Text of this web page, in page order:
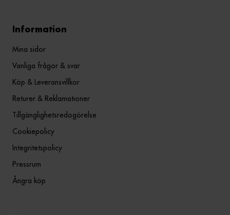
Information
Mina sidor
Vanliga frågor & svar
Köp & Leveransvillkor
Returer & Reklamationer
Tillgänglighetsredogörelse
Cookiepolicy
Integritetspolicy
Pressrum
Ångra köp